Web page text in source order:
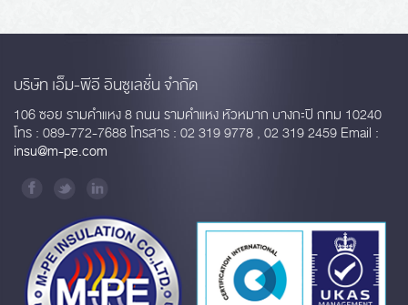
บริษัท เอ็ม-พีอี อินซูเลชั่น จำกัด
106 ซอย รามคำแหง 8 ถนน รามคำแหง หัวหมาก บางกะปิ กทม 10240
โทร : 089-772-7688 โทรสาร : 02 319 9778 , 02 319 2459 Email :
insu@m-pe.com